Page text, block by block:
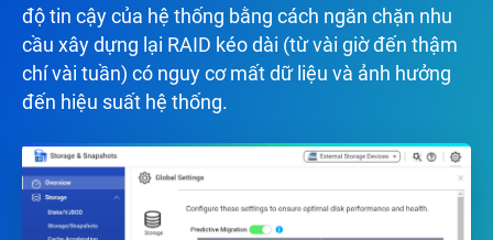
độ tin cậy của hệ thống bằng cách ngăn chặn nhu
cầu xây dựng lại RAID kéo dài (từ vài giờ đến thậm
chí vài tuần) có nguy cơ mất dữ liệu và ảnh hưởng
đến hiệu suất hệ thống.